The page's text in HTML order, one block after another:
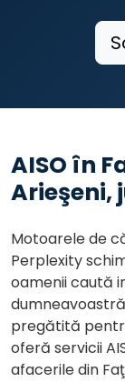
AISO în
Arieşeni,
Motoarele de
Perplexity
oamenii caută
pregătită
oferă servicii
afacerile din